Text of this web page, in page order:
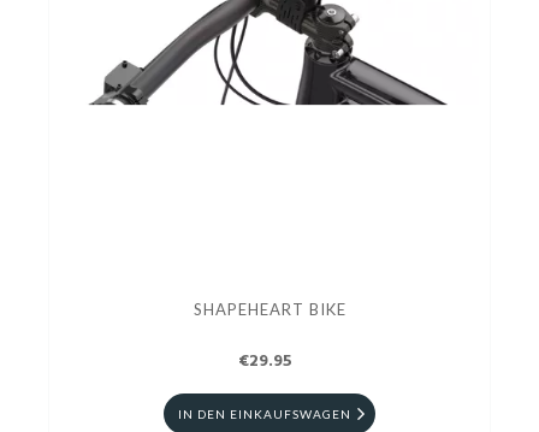
SHAPEHEART BIKE
€29.95
IN DEN EINKAUFSWAGEN